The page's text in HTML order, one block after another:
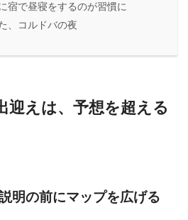
宿で昼寝をするのが習慣に
、コルドバの夜
迎えは、予想を超える
明の前にマップを広げる